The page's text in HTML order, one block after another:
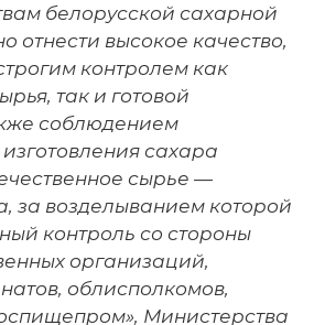
белорусской сахарной
отнести высокое качество,
контролем как
так и готовой
соблюдением
сахара
сырье —
за возделыванием которой
контроль со стороны
организаций,
облисполкомов,
Министерства